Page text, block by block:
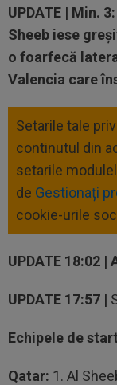
UPDATE | Min.
Sheeb iese
o foarfecă
Valencia care
Setarile tale
continutul din
setarile
de Gestionați
cookie-urile
UPDATE 18:02
UPDATE 17:57 |
Echipele de start
Qatar: 1. Al